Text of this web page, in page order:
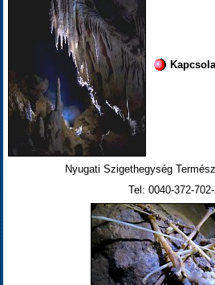
Nyugati Szigethegység
Tel: 0040-372-